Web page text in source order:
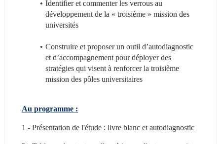
Identifier et commenter les verrous au
développement de la « troisième » mission des
universités
Construire et proposer un outil d’autodiagnostic
et d’accompagnement pour déployer des
stratégies qui visent à renforcer la troisième
mission des pôles universitaires
Au programme :
1 - Présentation de l'étude : livre blanc et autodiagnostic